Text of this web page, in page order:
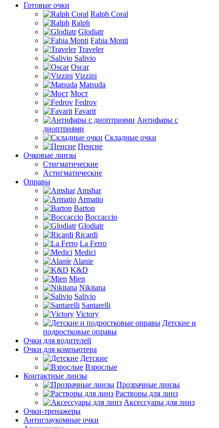
Готовые очки
Ralph Coral
Ralph
Glodiatr
Fabia Monti
Traveler
Salivio
Oscar
Vizzini
Matsuda
Мост
Fedrov
Favarit
Антифары с
диоптриями
Складные очки
Пенсне
Очковые линзы
Стигматические
Астигматические
Оправы
Amshar
Armatio
Barton
Boccaccio
Glodiatr
Ricardi
La Ferro
Medici
Alanie
K&D
Mien
Nikitana
Salivio
Santarelli
Victory
Детские и
подростковые оправы
Очки для водителей
Очки для компьютера
Детские
Взрослые
Контактные линзы
Прозрачные линзы
Растворы для линз
Аксессуары для линз
Очки-тренажеры
Антиглаукомные очки